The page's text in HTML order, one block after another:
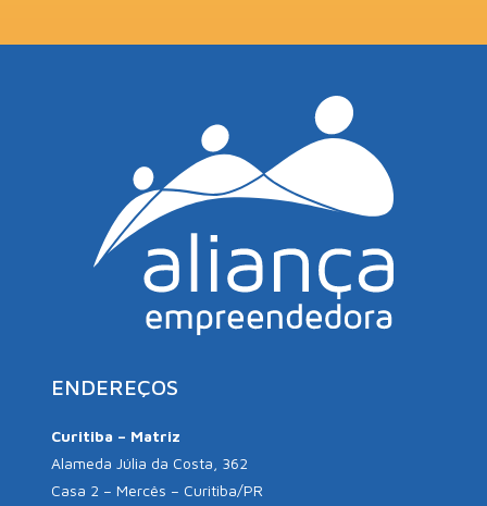
ENDEREÇOS
Curitiba – Matriz
Alameda Júlia da Costa, 362
Casa 2 – Mercês – Curitiba/PR